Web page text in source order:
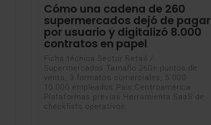
Cómo una cadena de 260
supermercados dejó de pagar
por usuario y digitalizó 8.000
contratos en papel
Ficha técnica Sector Retail /
Supermercados Tamaño 260+ puntos de
venta, 3 formatos comerciales, 5.000-
10.000 empleados País Centroamérica
Plataformas previas Herramienta SaaS de
checklists operativos